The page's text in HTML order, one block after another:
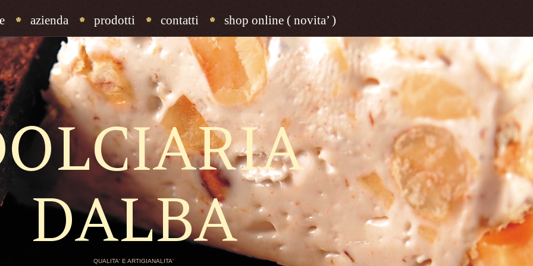
azienda prodotti contatti shop online ( novita’ )
DALBA
QUALITA' E ARTIGIANALITA'